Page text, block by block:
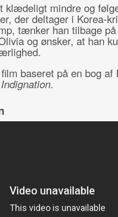
klædeligt mindre og
der deltager i Korea-
tænker han tilbage
og ønsker, at han
baseret på en bog af
Indignation.